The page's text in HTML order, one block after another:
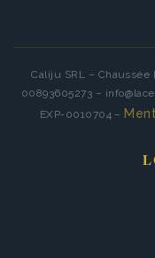
Caliju SRL – Chaussée
00893605273 –
EXP-0010704 –